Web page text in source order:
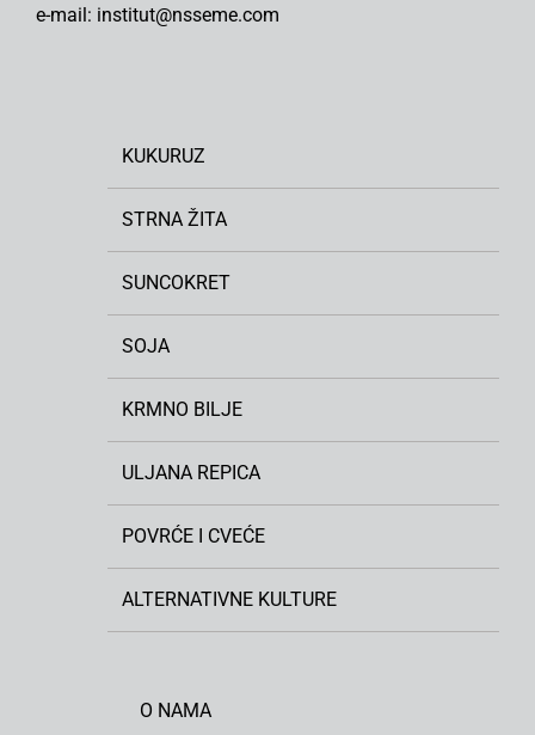
e-mail: institut@nsseme.com
KUKURUZ
STRNA ŽITA
SUNCOKRET
SOJA
KRMNO BILJE
ULJANA REPICA
POVRĆE I CVEĆE
ALTERNATIVNE KULTURE
O NAMA